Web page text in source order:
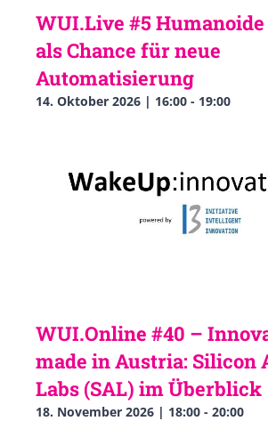
WUI.Live #5
als Chance für neue
Automatisierung
14. Oktober 2026 | 16:00- 19:00
WUI.Online #40 –
made in Austria: Silicon
Labs (SAL) im Überblick
18. November 2026 | 18:00- 20:00